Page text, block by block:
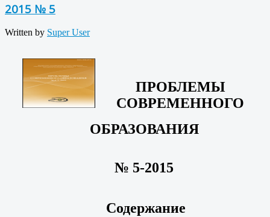
2015 № 5
Written by Super User
ПРОБЛЕМЫ
СОВРЕМЕННОГО
ОБРАЗОВАНИЯ
№ 5-2015
Содержание